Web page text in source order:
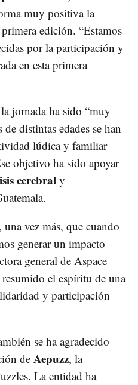
muy positiva la
edición. “Estamos
por la participación y
en esta primera
jornada ha sido “muy
distintas edades se han
lúdica y familiar
objetivo ha sido apoyar
cerebral y
una vez más, que cuando
generar un impacto
general de Aspace
el espíritu de una
y participación
se ha agradecido
deAepuzz, la
La entidad ha